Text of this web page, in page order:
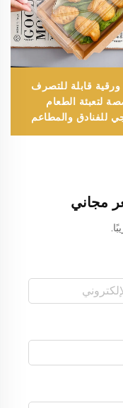
ورقية قابلة للتصرف
لتعبئة الطعام
للفنادق والمطاعم
مجاني